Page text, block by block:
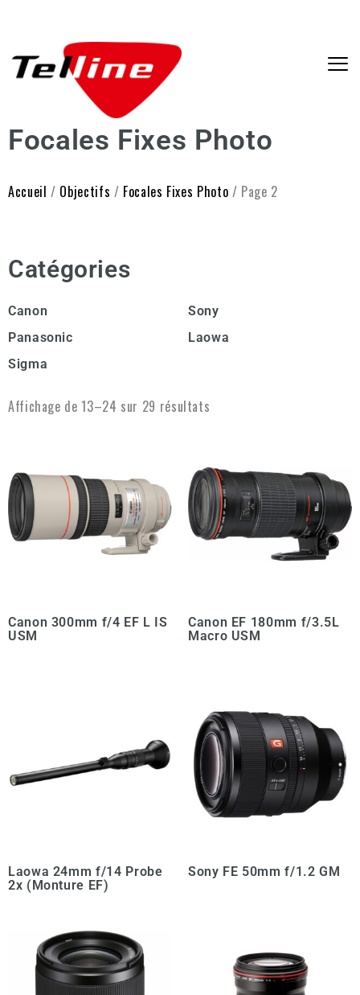
Focales Fixes Photo
Accueil / Objectifs / Focales Fixes Photo / Page 2
Catégories
Canon
Sony
Panasonic
Laowa
Sigma
Affichage de 13–24 sur 29 résultats
Canon 300mm f/4 EF L IS
USM
Canon EF 180mm f/3.5L
Macro USM
Laowa 24mm f/14 Probe
2x (Monture EF)
Sony FE 50mm f/1.2 GM